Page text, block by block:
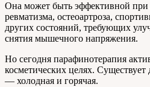
Она может быть эффективной при
ревматизма, остеоартроза,
других состояний, требующих
снятия мышечного напряжения.
Но сегодня парафинотерапия
косметических целях.
— холодная и горячая.